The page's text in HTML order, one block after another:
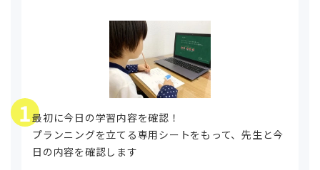
1最初に今日の学習内容を確認！
プランニングを立てる専用シートをもって、先生と今
日の内容を確認します